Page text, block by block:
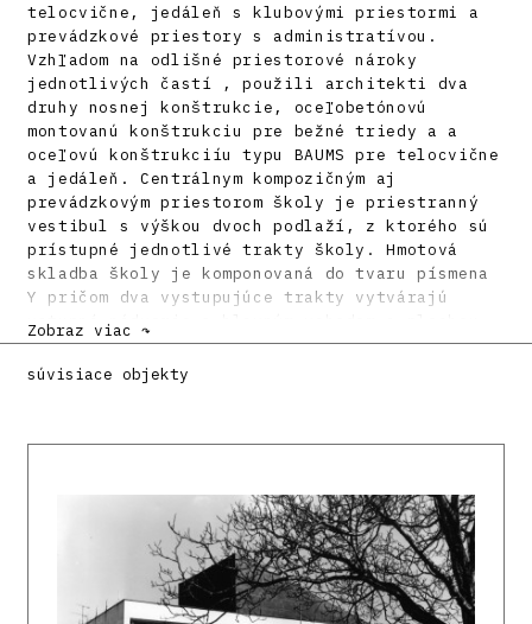
telocvične, jedáleň s klubovými priestormi a
prevádzkové priestory s administratívou.
Vzhľadom na odlišné priestorové nároky
jednotlivých častí , použili architekti dva
druhy nosnej konštrukcie, oceľobetónovú
montovanú konštrukciu pre bežné triedy a a
oceľovú konštrukciíu typu BAUMS pre telocvične
a jedáleň. Centrálnym kompozičným aj
prevádzkovým priestorom školy je priestranný
vestibul s výškou dvoch podlaží, z ktorého sú
prístupné jednotlivé trakty školy. Hmotová
skladba školy je komponovaná do tvaru písmena
Y pričom dva vystupujúce trakty vytvárajú
vstupné nádvorie s hlavným vchodom a plochou
fasády určenou pre umeleckú výzdobu. Prvé dve
školy postavili v lokalite Zrkadlový háj
V polovici druhého desaťročia 21. storočia
Studený a kol. 2014 - 2016 a Oliver Kleinert a
kol. 2016 - 2019), ktoré ukázali transformačný
potenciál a kvalitu priestorového konceptu
tejto typovej školy.
Zobraz viac ↷
súvisiace objekty